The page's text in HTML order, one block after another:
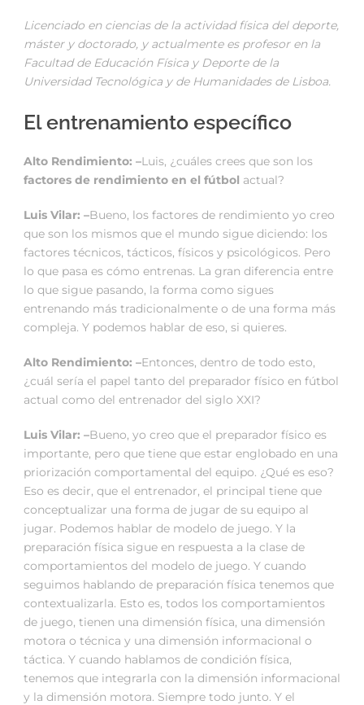
Licenciado en ciencias de la actividad física del deporte,
máster y doctorado, y actualmente es profesor en la
Facultad de Educación Física y Deporte de la
Universidad Tecnológica y de Humanidades de Lisboa.
El entrenamiento específico
Alto Rendimiento: –Luis, ¿cuáles crees que son los
factores de rendimiento en el fútbol actual?
Luis Vilar: –Bueno, los factores de rendimiento yo creo
que son los mismos que el mundo sigue diciendo: los
factores técnicos, tácticos, físicos y psicológicos. Pero
lo que pasa es cómo entrenas. La gran diferencia entre
lo que sigue pasando, la forma como sigues
entrenando más tradicionalmente o de una forma más
compleja. Y podemos hablar de eso, si quieres.
Alto Rendimiento: –Entonces, dentro de todo esto,
¿cuál sería el papel tanto del preparador físico en fútbol
actual como del entrenador del siglo XXI?
Luis Vilar: –Bueno, yo creo que el preparador físico es
importante, pero que tiene que estar englobado en una
priorización comportamental del equipo. ¿Qué es eso?
Eso es decir, que el entrenador, el principal tiene que
conceptualizar una forma de jugar de su equipo al
jugar. Podemos hablar de modelo de juego. Y la
preparación física sigue en respuesta a la clase de
comportamientos del modelo de juego. Y cuando
seguimos hablando de preparación física tenemos que
contextualizarla. Esto es, todos los comportamientos
de juego, tienen una dimensión física, una dimensión
motora o técnica y una dimensión informacional o
táctica. Y cuando hablamos de condición física,
tenemos que integrarla con la dimensión informacional
y la dimensión motora. Siempre todo junto. Y el